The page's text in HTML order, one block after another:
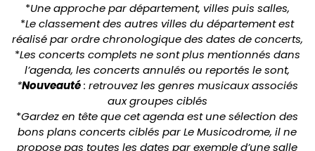
*Une approche par département, villes puis salles,
*Le classement des autres villes du département est
réalisé par ordre chronologique des dates de concerts,
*Les concerts complets ne sont plus mentionnés dans
l’agenda, les concerts annulés ou reportés le sont,
*Nouveauté: retrouvez les genres musicaux associés
aux groupes ciblés
*Gardez en tête que cet agenda est une sélection des
bons plans concerts ciblés par Le Musicodrome, il ne
propose pas toutes les dates par exemple d’une salle